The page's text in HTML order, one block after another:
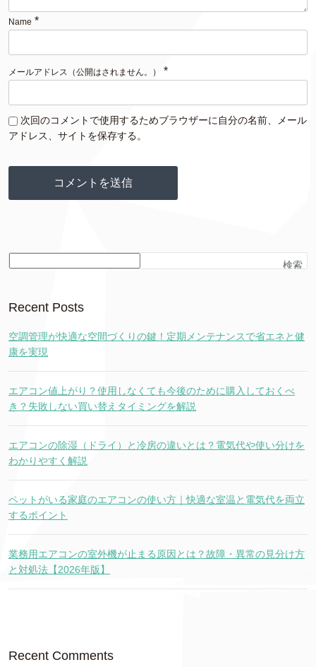
Name *
メールアドレス（公開はされません。） *
次回のコメントで使用するためブラウザーに自分の名前、メール
アドレス、サイトを保存する。
検索
Recent Posts
空調管理が快適な空間づくりの鍵！定期メンテナンスで省エネと健
康を実現
エアコン値上がり？使用しなくても今後のために購入しておくべ
き？失敗しない買い替えタイミングを解説
エアコンの除湿（ドライ）と冷房の違いとは？電気代や使い分けを
わかりやすく解説
ペットがいる家庭のエアコンの使い方｜快適な室温と電気代を両立
するポイント
業務用エアコンの室外機が止まる原因とは？故障・異常の見分け方
と対処法【2026年版】
Recent Comments